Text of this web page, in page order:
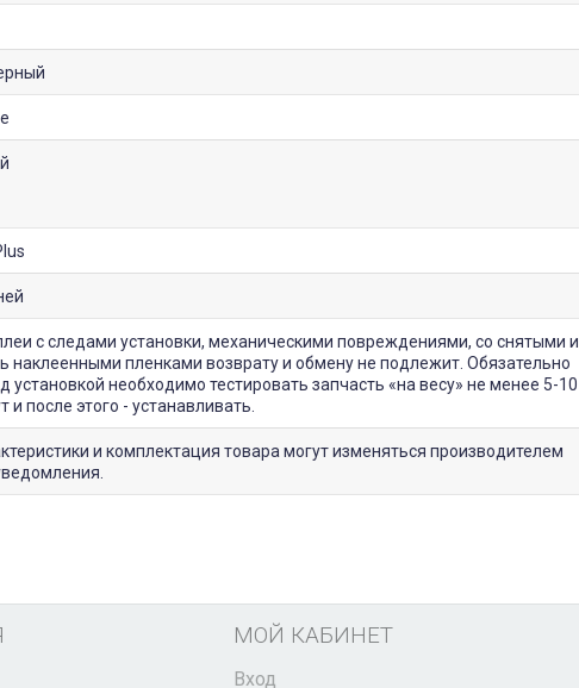
с следами установки, механическими повреждениями, со снятыми и
наклеенными пленками возврату и обмену не подлежит. Обязательно
установкой необходимо тестировать запчасть «на весу» не менее 5-10
и после этого - устанавливать.
и комплектация товара могут изменяться производителем
МОЙ КАБИНЕТ
Вход